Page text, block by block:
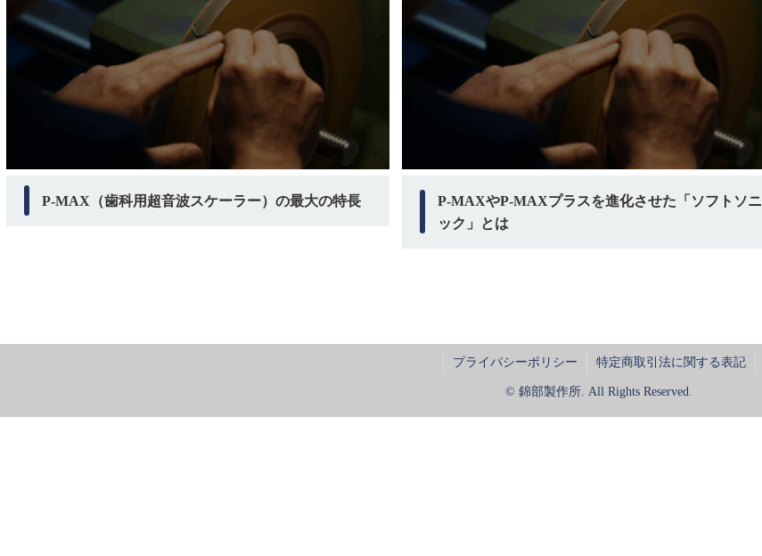
P-MAX（歯科用超音波スケーラー）の最大の特長
P-MAXやP-MAXプラスを進化させた「ソフトソニ
ック」とは
プライバシーポリシー 特定商取引法に関する表記
© 錦部製作所. All Rights Reserved.